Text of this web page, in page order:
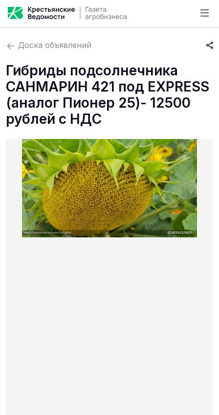
Доска объявлений
Гибриды подсолнечника
САНМАРИН 421 под EXPRESS
(аналог Пионер 25)- 12500
рублей с НДС